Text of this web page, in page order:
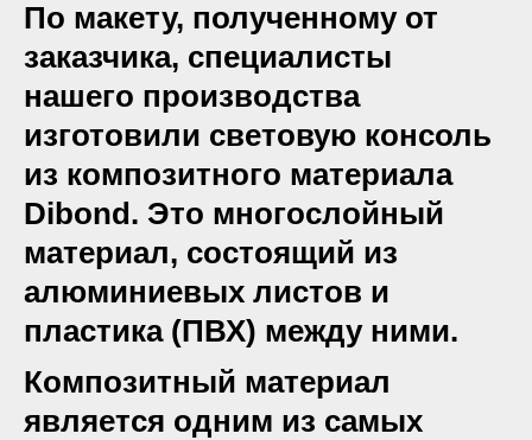
По макету, полученному от
заказчика, специалисты
нашего производства
изготовили световую консоль
из композитного материала
Dibond. Это многослойный
материал, состоящий из
алюминиевых листов и
пластика (ПВХ) между ними.
Композитный материал
является одним из самых